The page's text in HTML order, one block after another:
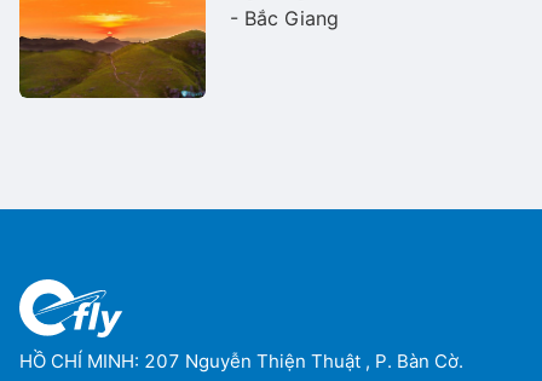
- Bắc Giang
HỒ CHÍ MINH: 207 Nguyễn Thiện Thuật , P. Bàn Cờ.